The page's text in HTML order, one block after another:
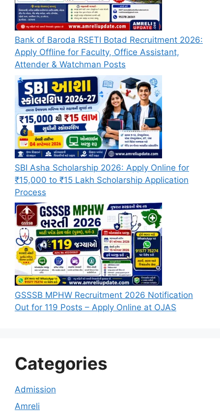
Bank of Baroda RSETI Botad Recruitment 2026:
Apply Offline for Faculty, Office Assistant,
Attender & Watchman Posts
SBI Asha Scholarship 2026: Apply Online for
₹15,000 to ₹15 Lakh Scholarship Application
Process
GSSSB MPHW Recruitment 2026 Notification
Out for 119 Posts – Apply Online at OJAS
Categories
Admission
Amreli